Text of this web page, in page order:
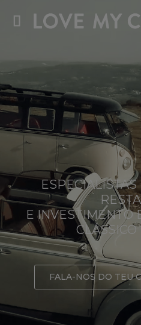
E INVESTIMENTO
CLÁSSICO
FALA-NOS DO TEU